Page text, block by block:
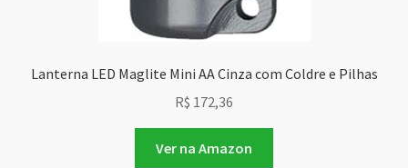
Lanterna LED Maglite Mini AA Cinza com Coldre e Pilhas
R$ 172,36
Ver na Amazon